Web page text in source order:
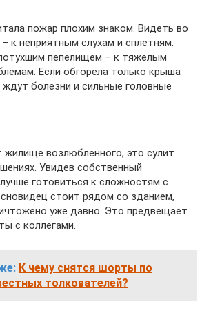
пожар плохим знаком. Видеть во
к неприятным слухам и сплетням.
пепелищем – к тяжелым
Если обгорела только крыша
болезни и сильные головные
жилище возлюбленного, это сулит
Увидев собственный
готовиться к сложностям с
стоит рядом со зданием,
уже давно. Это предвещает
с коллегами.
К чему снятся шорты по
толкователей?